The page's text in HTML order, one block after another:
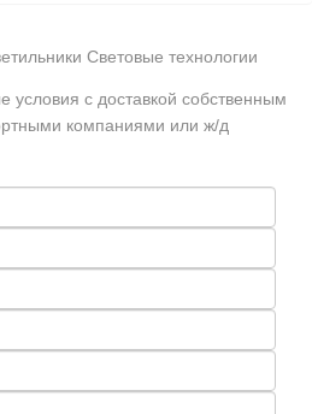
Световые технологии
с доставкой собственным
компаниями или ж/д